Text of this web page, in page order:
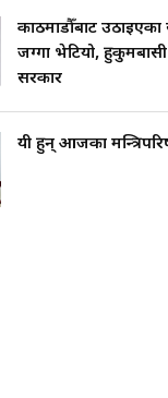
काठमाडौँबाट
जग्गा भेटियो,
सरकार
यी हुन् आजका